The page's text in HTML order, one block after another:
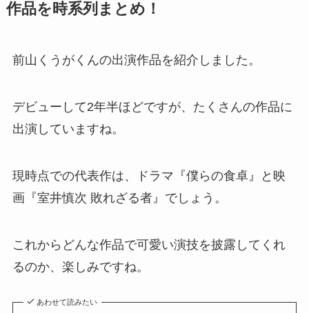
作品を時系列まとめ！
前山くうがくんの出演作品を紹介しました。
デビューして2年半ほどですが、たくさんの作品に
出演していますね。
現時点での代表作は、ドラマ『僕らの食卓』と映
画『室井慎次 敗れざる者』でしょう。
これからどんな作品で可愛い演技を披露してくれ
るのか、楽しみですね。
あわせて読みたい